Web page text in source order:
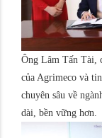
Ông Lâm Tấn Tài,
của Agrimeco và
chuyên sâu về
dài, bền vững hơn.